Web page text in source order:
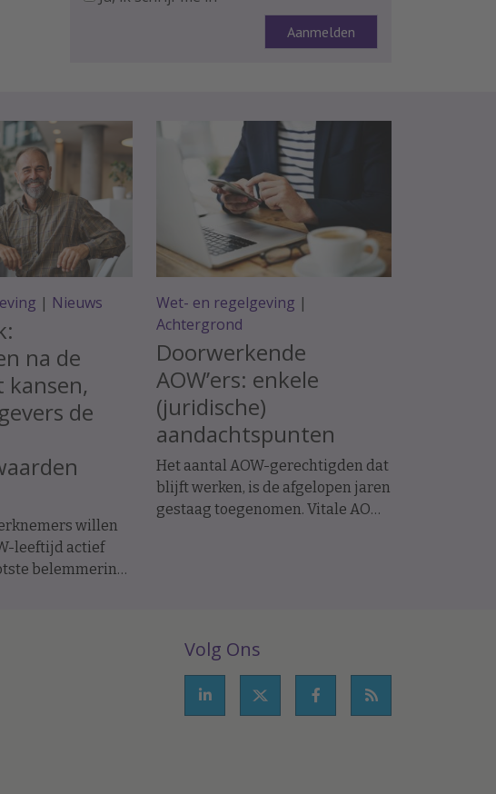
| Nieuws
na de
kansen,
de
willen
leeftijd actief
belemmering
Wet- en regelgeving |
Achtergrond
Doorwerkende
AOW’ers: enkele
(juridische)
aandachtspunten
Het aantal AOW-gerechtigden dat
blijft werken, is de afgelopen jaren
gestaag toegenomen. Vitale AOW-
soepelere arbeidsrechtelijke
regels, waardoor de risico's bij
Volg Ons